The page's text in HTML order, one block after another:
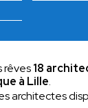
rêves18
à Lille.
architectes